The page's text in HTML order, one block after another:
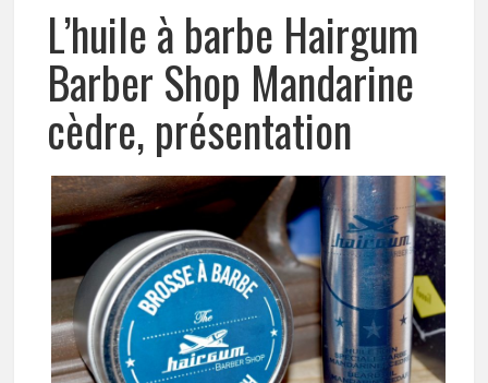
L’huile à barbe Hairgum
Barber Shop Mandarine
cèdre, présentation